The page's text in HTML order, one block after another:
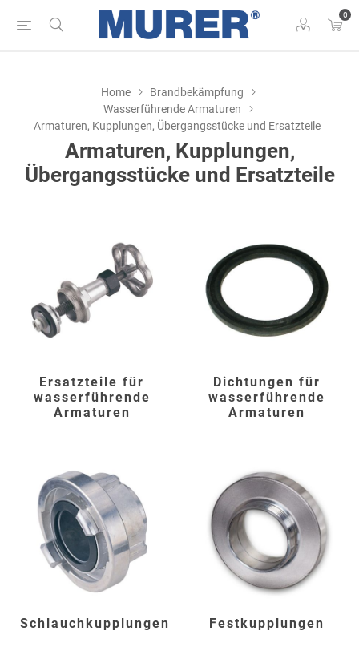
0
Home
Brandbekämpfung
Wasserführende Armaturen
Armaturen, Kupplungen, Übergangsstücke und Ersatzteile
Armaturen, Kupplungen,
Übergangsstücke und Ersatzteile
Ersatzteile für
wasserführende
Armaturen
Dichtungen für
wasserführende
Armaturen
Schlauchkupplungen Festkupplungen